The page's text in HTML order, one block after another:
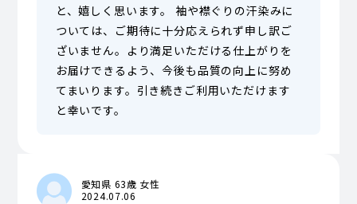
と、嬉しく思います。 袖や襟ぐりの汗染みに
ついては、ご期待に十分応えられず申し訳ご
ざいません。より満足いただける仕上がりを
お届けできるよう、今後も品質の向上に努め
てまいります。引き続きご利用いただけます
と幸いです。
愛知県 63歳 女性
2024.07.06